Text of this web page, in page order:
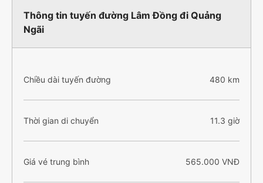
Thông tin tuyến đường Lâm Đồng đi Quảng
Ngãi
Chiều dài tuyến đường 480 km
Thời gian di chuyển 11.3 giờ
Giá vé trung bình 565.000 VNĐ